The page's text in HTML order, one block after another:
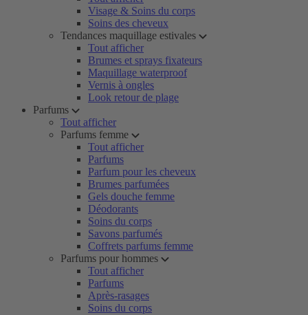
Visage & Soins du corps
Soins des cheveux
Tendances maquillage estivales
Tout afficher
Brumes et sprays fixateurs
Maquillage waterproof
Vernis à ongles
Look retour de plage
Parfums
Tout afficher
Parfums femme
Tout afficher
Parfums
Parfum pour les cheveux
Brumes parfumées
Gels douche femme
Déodorants
Soins du corps
Savons parfumés
Coffrets parfums femme
Parfums pour hommes
Tout afficher
Parfums
Après-rasages
Soins du corps